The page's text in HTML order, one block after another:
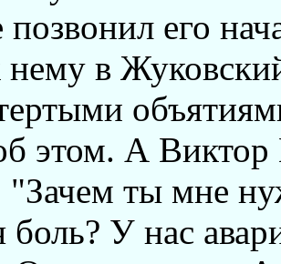
его
нему в
этом. А
"Зачем ты мне
боль? У нас